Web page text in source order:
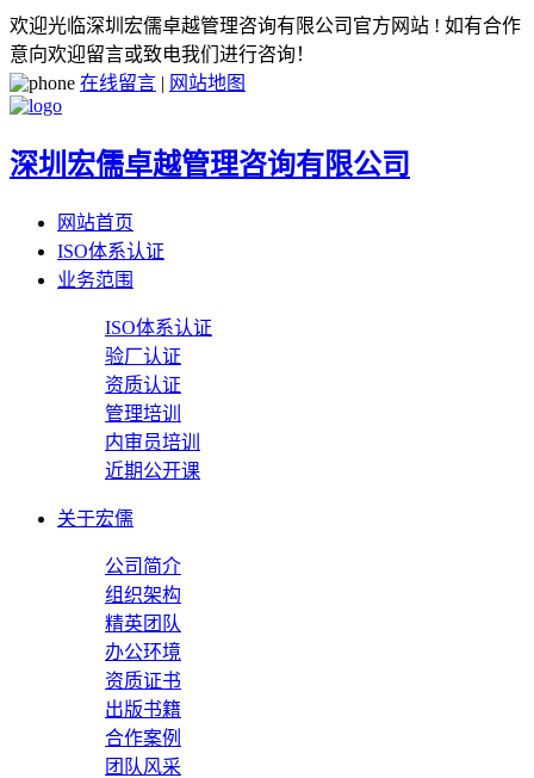
欢迎光临深圳宏儒卓越管理咨询有限公司官方网站 ! 如有合作
意向欢迎留言或致电我们进行咨询！
在线留言 | 网站地图
深圳宏儒卓越管理咨询有限公司
网站首页
ISO体系认证
业务范围
ISO体系认证
验厂认证
资质认证
管理培训
内审员培训
近期公开课
关于宏儒
公司简介
组织架构
精英团队
办公环境
资质证书
出版书籍
合作案例
团队风采